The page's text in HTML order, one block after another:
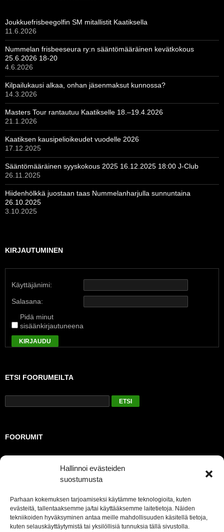
Hallinnoi evästeiden
suostumusta
Parhaan kokemuksen tarjoamiseksi käytämme teknologioita, kuten
evästeitä, tallentaaksemme ja/tai käyttääksemme laitetietoja. Näiden
tekniikoiden hyväksyminen antaa meille mahdollisuuden käsitellä tietoja,
kuten selauskäyttäytymistä tai yksilöllisiä tunnuksia tällä sivustolla.
Joukkuefrisbeegolfin SM mitallistit Kaatiksella
11.6.2026
Nummelan frisbeeseura ry:n sääntömääräinen kevätkokous
25.6.2026 18-20
4.6.2026
Kilpailukausi alkaa, onhan jäsenmaksut kunnossa?
14.3.2026
Masters Tour rantautuu Kaatikselle 18.–19.4.2026
21.1.2026
Kaatiksen kausipelioikeudet vuodelle 2026
17.12.2025
Sääntömääräinen syyskokous 2025 16.12.2025 18:00 J-Club
26.11.2025
Hiidenhölkkä juostaan taas Nummelanharjulla sunnuntaina
26.10.2025
3.10.2025
KIRJAUTUMINEN
Käyttäjänimi:
Salasana:
Pidä minut
sisäänkirjautuneena
KIRJAUDU
ETSI FOORUMEILTA
FOORUMIT
Jäsenmaksut 2023
Kevätkokous 2021